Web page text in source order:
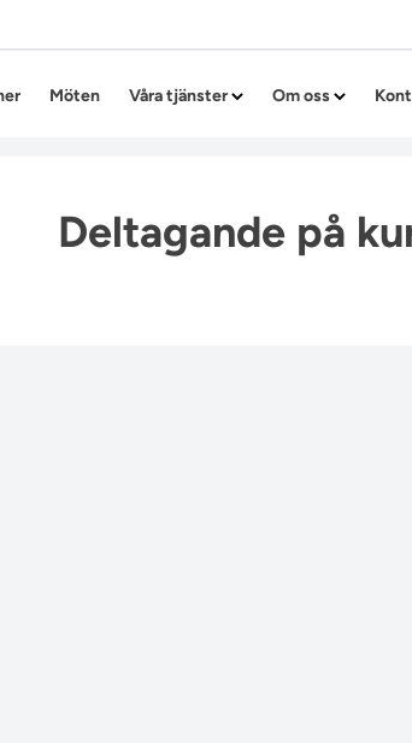
Möten Våra tjänster Om oss
Deltagande på